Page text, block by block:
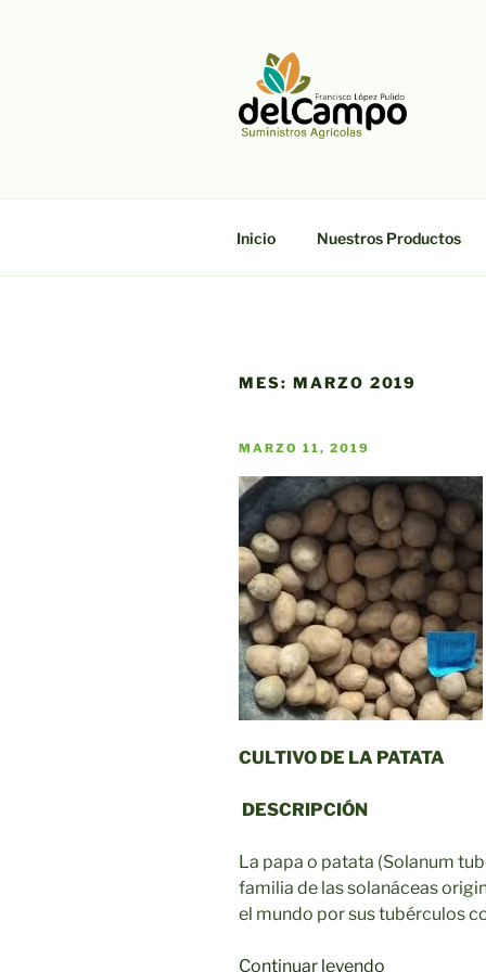
Inicio Nuestros Productos
MES: MARZO 2019
PUBLICADO
MARZO 11, 2019
CULTIVO DE LA PATATA
DESCRIPCIÓN
La papa o patata (Solanum
familia de las solanáceas
el mundo por sus tubérculos
Continuar leyendo